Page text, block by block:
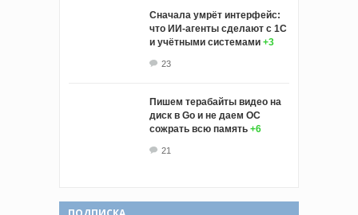
Сначала умрёт интерфейс:
что ИИ-агенты сделают с 1С
и учётными системами +3
23
Пишем терабайты видео на
диск в Go и не даем ОС
сожрать всю память +6
21